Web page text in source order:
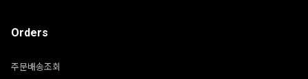
Orders
주문배송조회